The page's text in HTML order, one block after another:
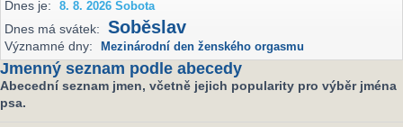
Dnes je:
8. 8. 2026 Sobota
Dnes má svátek: Soběslav
Významné dny: Mezinárodní den ženského orgasmu
Jmenný seznam podle abecedy
Abecední seznam jmen, včetně jejich popularity pro výběr jména
psa.